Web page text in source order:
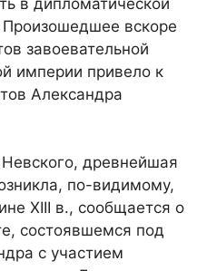
Произошедшее вскоре
завоевательной
империи привело к
Александра
древнейшая
по-видимому,
XIII в., сообщается о
состоявшемся под
с участием